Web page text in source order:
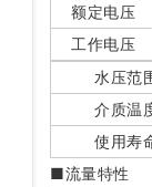
额定电压
工作电压
水压范
介质温
使用寿
■流量特性